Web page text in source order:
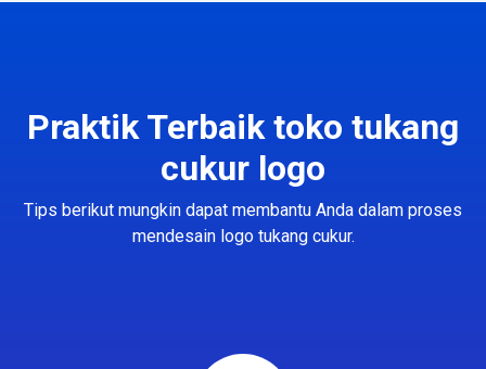
Praktik Terbaik toko tukang
cukur logo
Tips berikut mungkin dapat membantu Anda dalam proses
mendesain logo tukang cukur.